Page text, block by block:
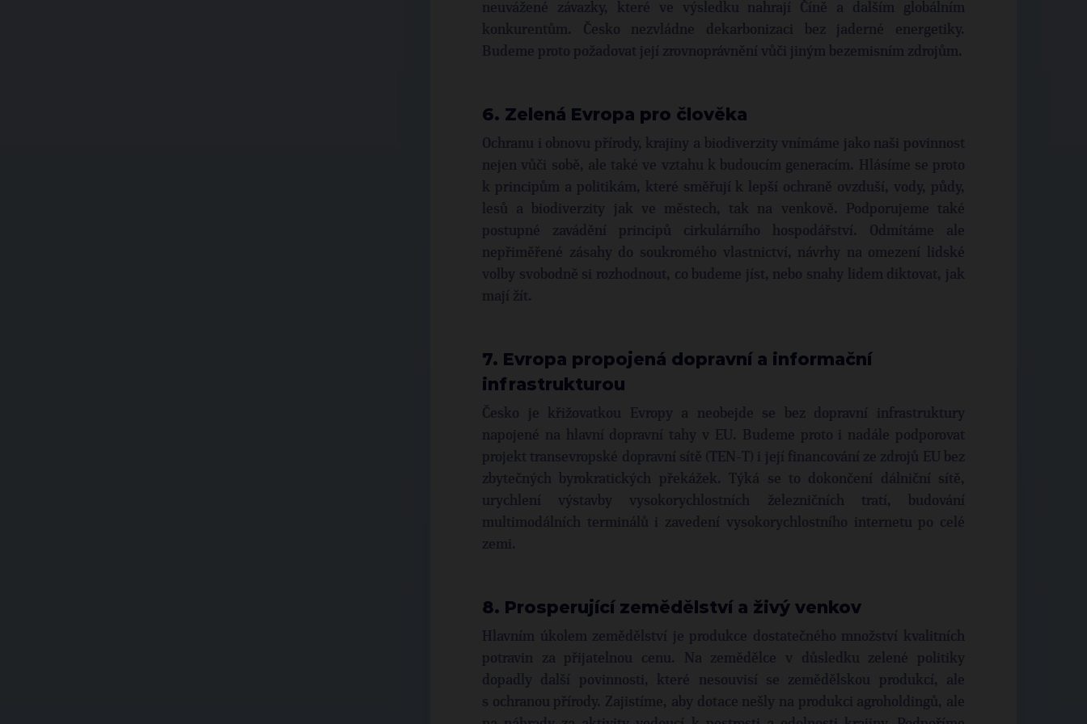
neuvážené závazky, které ve výsledku nahrají Číně a dalším globálním
konkurentům. Česko nezvládne dekarbonizaci bez jaderné energetiky.
Budeme proto požadovat její zrovnoprávnění vůči jiným bezemisním zdrojům.
6. Zelená Evropa pro člověka
Ochranu i obnovu přírody, krajiny a biodiverzity vnímáme jako naši povinnost
nejen vůči sobě, ale také ve vztahu k budoucím generacím. Hlásíme se proto
k principům a politikám, které směřují k lepší ochraně ovzduší, vody, půdy,
lesů a biodiverzity jak ve městech, tak na venkově. Podporujeme také
postupné zavádění principů cirkulárního hospodářství. Odmítáme ale
nepřiměřené zásahy do soukromého vlastnictví, návrhy na omezení lidské
volby svobodně si rozhodnout, co budeme jíst, nebo snahy lidem diktovat, jak
mají žít.
7. Evropa propojená dopravní a informační
infrastrukturou
Česko je křižovatkou Evropy a neobejde se bez dopravní infrastruktury
napojené na hlavní dopravní tahy v EU. Budeme proto i nadále podporovat
projekt transevropské dopravní sítě (TEN-T) i její financování ze zdrojů EU bez
zbytečných byrokratických překážek. Týká se to dokončení dálniční sítě,
urychlení výstavby vysokorychlostních železničních tratí, budování
multimodálních terminálů i zavedení vysokorychlostního internetu po celé
zemi.
8. Prosperující zemědělství a živý venkov
Hlavním úkolem zemědělství je produkce dostatečného množství kvalitních
potravin za přijatelnou cenu. Na zemědělce v důsledku zelené politiky
dopadly další povinnosti, které nesouvisí se zemědělskou produkcí, ale
s ochranou přírody. Zajistíme, aby dotace nešly na produkci agroholdingů, ale